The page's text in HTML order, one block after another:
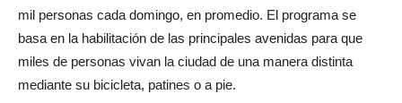
mil personas cada domingo, en promedio. El programa se
basa en la habilitación de las principales avenidas para que
miles de personas vivan la ciudad de una manera distinta
mediante su bicicleta, patines o a pie.